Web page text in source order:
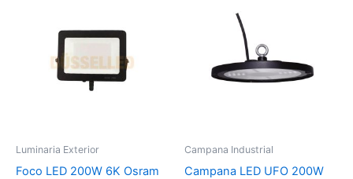
Luminaria Exterior
Foco LED 200W 6K Osram
Campana Industrial
Campana LED UFO 200W